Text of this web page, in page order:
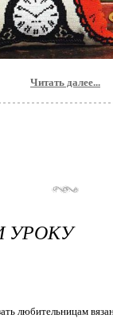
Читать далее...
УРОКУ
любительницам